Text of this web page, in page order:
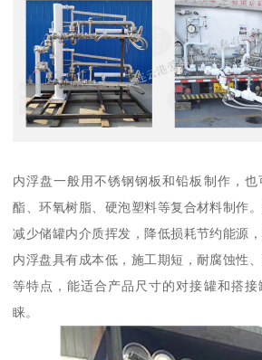
内浮盘一般用不锈钢钢板和铅板制作，
酯、环氧树脂、硬泡塑料等复合材料制作
减少储罐内介质挥发，降低损耗节约能源
内浮盘具有成本低，施工期短，耐腐蚀性
等特点，能适合产品尺寸的对接罐和搭
睐。